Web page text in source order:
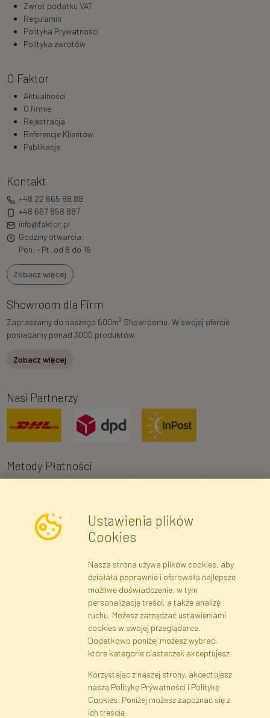
Zwrot podatku VAT
Regulamin
Polityka Prywatności
Polityka zwrotów
O Faktor
Aktualności
O firmie
Rejestracja
Referencje Klientów
Publikacje
Kontakt
+48 22 665 88 88
+48 667 858 887
info@faktor.pl
Godziny otwarcia:
Pon. - Pt. od 8 do 16
Zobacz więcej
Showroom dla Firm
Zapraszamy do naszego 600m2 Showroomu. W swojej ofercie
posiadamy ponad 3000 produktów.
Zobacz więcej
Nasi Partnerzy
Metody Płatności
Zapisz się
Dane rejestrowe Regulamin
Polityka Prywatności
Pomoc
Mapa serwisu
Cookies Język
Ustawienia plików
Cookies
Nasza strona używa plików cookies, aby
działała poprawnie i oferowała najlepsze
możliwe doświadczenie, w tym
personalizację treści, a także analizę
ruchu. Możesz zarządzać ustawieniami
cookies w swojej przeglądarce.
Dodatkowo poniżej możesz wybrać,
które kategorie ciasteczek akceptujesz.
Korzystając z naszej strony, akceptujesz
naszą Politykę Prywatności i Politykę
Cookies. Poniżej możesz zapoznać się z
ich treścią.